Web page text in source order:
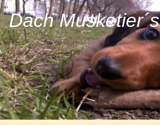
Dach Musketier´s